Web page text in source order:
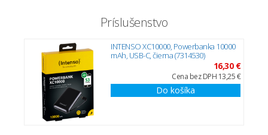
Príslušenstvo
INTENSO XC10000, Powerbanka 10000
mAh, USB-C, čierna (7314530)
16,30 €
Cena bez DPH 13,25 €
Do košíka